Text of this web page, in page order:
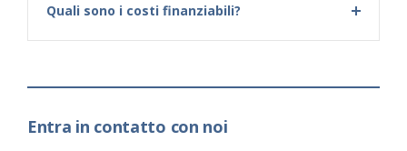
Quali sono i costi finanziabili?
Entra in contatto con noi